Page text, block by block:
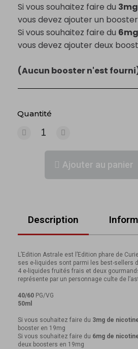
Si vous souhaitez faire du
vous devez ajouter un
Si vous souhaitez faire du
vous devez ajouter deux
(Aucun booster n'est
Quantité
Ajouter au panier
Description
L’Edition Astrale est l’Edition phare de
ses e-liquides sont parmi les best-sellers
4 e-liquides fruités frais et deux
représente par un personnage culte de
40/60 PG/VG
50ml
Si vous souhaitez faire du 3mg de
booster en 19mg
Si vous souhaitez faire du 6mg de
deux boosters en 19mg